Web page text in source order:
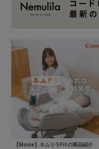
【Movie】ネムリラFitの商品紹介